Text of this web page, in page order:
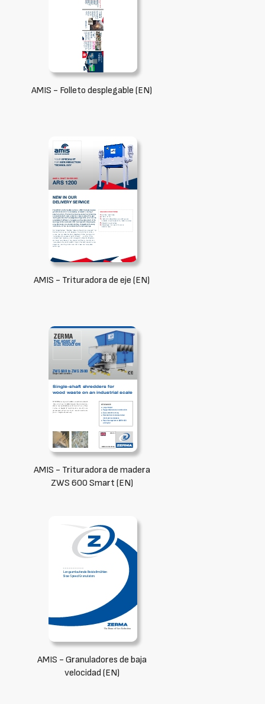
AMIS - Folleto desplegable (EN)
AMIS - Trituradora de eje (EN)
AMIS - Trituradora de madera
ZWS 600 Smart (EN)
AMIS - Granuladores de baja
velocidad (EN)